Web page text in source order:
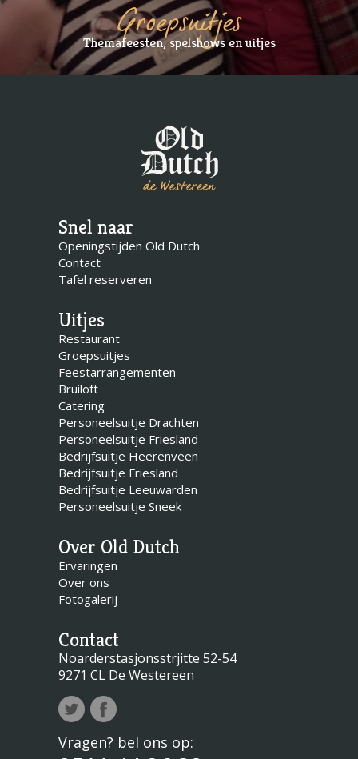
Groepsuitjes
Themafeesten, spelshows en uitjes
Snel naar
Openingstijden Old Dutch
Contact
Tafel reserveren
Uitjes
Restaurant
Groepsuitjes
Feestarrangementen
Bruiloft
Catering
Personeelsuitje Drachten
Personeelsuitje Friesland
Bedrijfsuitje Heerenveen
Bedrijfsuitje Friesland
Bedrijfsuitje Leeuwarden
Personeelsuitje Sneek
Over Old Dutch
Ervaringen
Over ons
Fotogalerij
Contact
Noarderstasjonsstrjitte 52-54
9271 CL De Westereen
Vragen? bel ons op: